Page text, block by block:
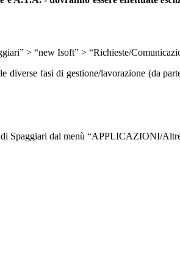
> “new Isoft” > “Richieste/
fasi di gestione/lavorazione (da
Spaggiari dal menù “APPLICAZIONI/